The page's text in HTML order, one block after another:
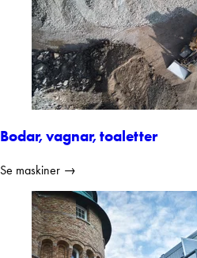
Bodar, vagnar, toaletter
Se maskiner →